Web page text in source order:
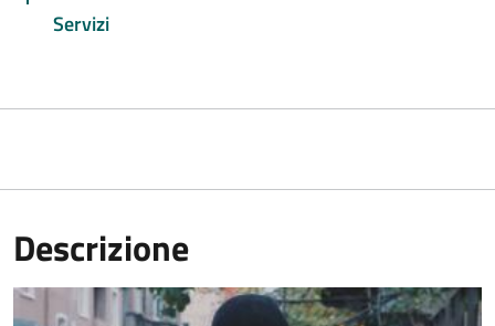
Servizi
Descrizione